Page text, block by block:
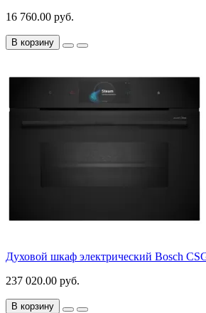
16 760.00 руб.
В корзину
Духовой шкаф электрический Bosch
237 020.00 руб.
В корзину